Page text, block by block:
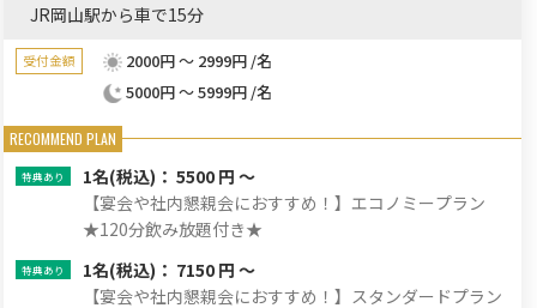
JR岡山駅から車で15分
受付金額
2000円 ～ 2999円 /名
5000円 ～ 5999円 /名
1名(税込)： 5500 円 ～
【宴会や社内懇親会におすすめ！】エコノミープラン
★120分飲み放題付き★
1名(税込)： 7150 円 ～
【宴会や社内懇親会におすすめ！】スタンダードプラン